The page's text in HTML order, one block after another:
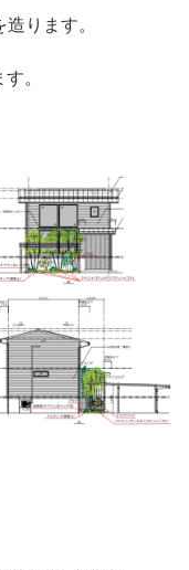
ります。
。